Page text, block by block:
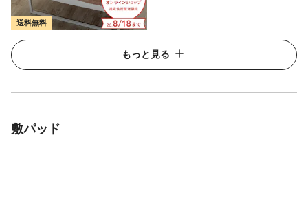
送料無料
もっと見る
敷パッド